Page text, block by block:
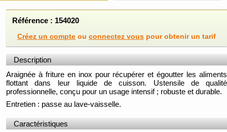
Référence : 154020
Créez un compte ou connectez vous pour obtenir un tarif
Description
Araignée à friture en inox pour récupérer et égoutter les aliments
flottant dans leur liquide de cuisson. Ustensile de qualité
professionnelle, conçu pour un usage intensif ; robuste et durable.
Entretien : passe au lave-vaisselle.
Caractéristiques